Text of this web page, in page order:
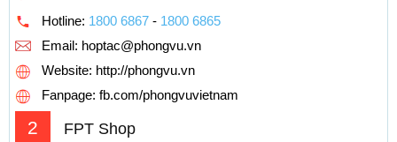
Hotline: 1800 6867 - 1800 6865
Email: hoptac@phongvu.vn
Website: http://phongvu.vn
Fanpage: fb.com/phongvuvietnam
2 FPT Shop